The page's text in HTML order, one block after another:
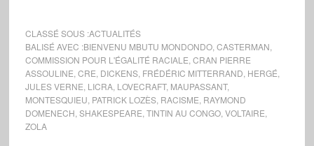
fait le poids face à des
formations plus
homogènes et réalistes,
le onze tricolore…
CLASSÉ SOUS :ACTUALITÉS
BALISÉ AVEC :BIENVENU MBUTU MONDONDO, CASTERMAN
COMMISSION POUR L'ÉGALITÉ RACIALE CRAN PIERRE
ASSOULINE CRE DICKENS, FRÉDÉRIC MITTERRAND HERGÉ
JULES VERNE LICRA, LOVECRAFT, MAUPASSANT,
MONTESQUIEU PATRICK LOZÈS, RACISME RAYMOND
DOMENECH SHAKESPEARE TINTIN AU CONGO, VOLTAIRE
ZOLA